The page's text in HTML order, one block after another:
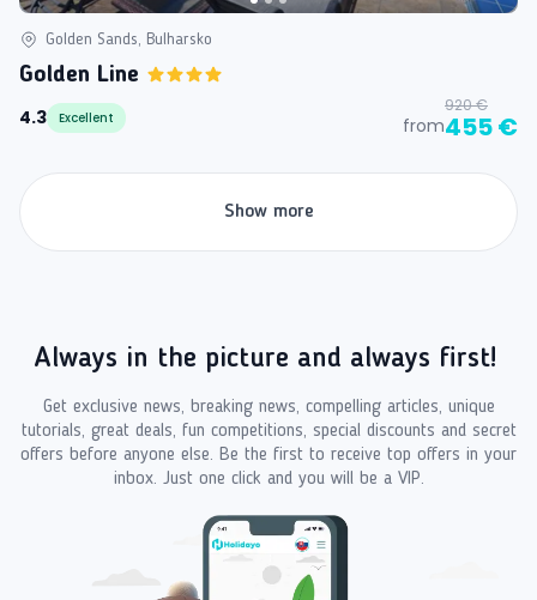
Golden Sands, Bulharsko
Golden Line
4.3
Excellent from
920 €
455 €
Show more
Always in the picture and always first!
Get exclusive news, breaking news, compelling articles, unique
tutorials, great deals, fun competitions, special discounts and secret
offers before anyone else. Be the first to receive top offers in your
inbox. Just one click and you will be a VIP.